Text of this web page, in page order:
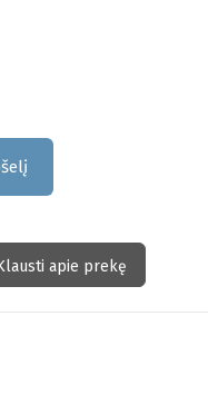
apie prekę